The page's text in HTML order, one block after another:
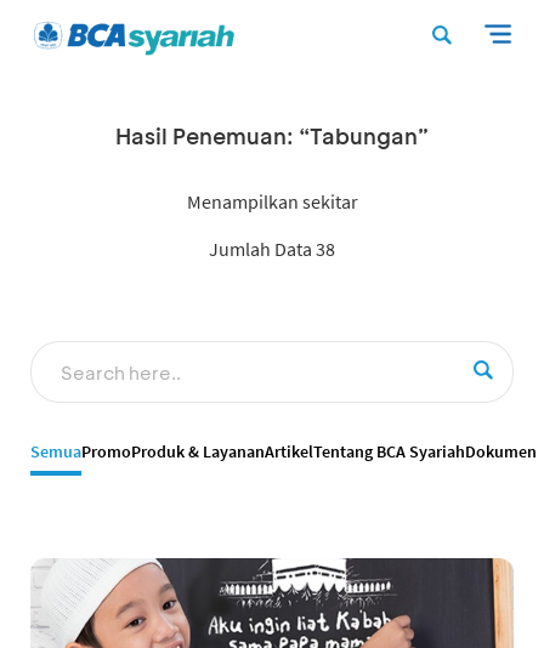
Hasil Penemuan: “Tabungan”
Menampilkan sekitar
Jumlah Data 38
SemuaPromoProduk & LayananArtikelTentang BCA SyariahDokumen